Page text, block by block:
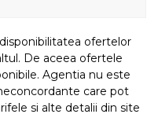
ofertelor
De aceea ofertele
Agentia nu este
care pot
si alte detalii din site